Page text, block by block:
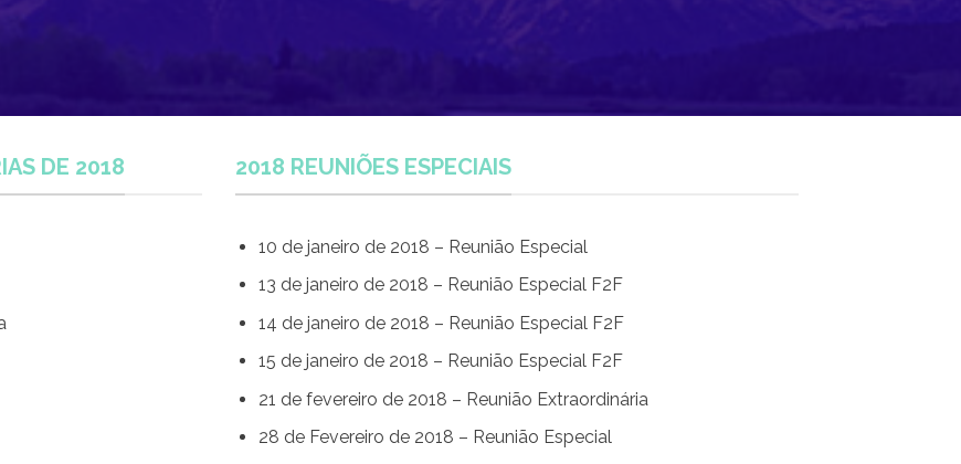
DE 2018 2018 REUNIÕES ESPECIAIS
10 de janeiro de 2018 – Reunião Especial
13 de janeiro de 2018 – Reunião Especial F2F
14 de janeiro de 2018 – Reunião Especial F2F
15 de janeiro de 2018 – Reunião Especial F2F
21 de fevereiro de 2018 – Reunião Extraordinária
28 de Fevereiro de 2018 – Reunião Especial